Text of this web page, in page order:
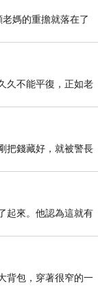
媽的重擔就落在了
不能平復，正如老
把錢藏好，就被警長
起來。他認為這就有
背包，穿著很窄的一